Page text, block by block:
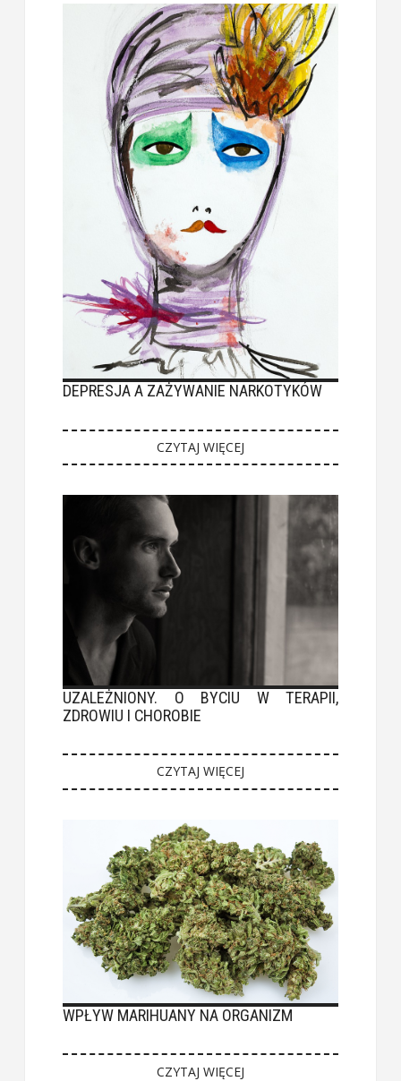
DEPRESJA A ZAŻYWANIE NARKOTYKÓW
CZYTAJ WIĘCEJ
UZALEŻNIONY. O BYCIU W TERAPII,
ZDROWIU I CHOROBIE
CZYTAJ WIĘCEJ
WPŁYW MARIHUANY NA ORGANIZM
CZYTAJ WIĘCEJ